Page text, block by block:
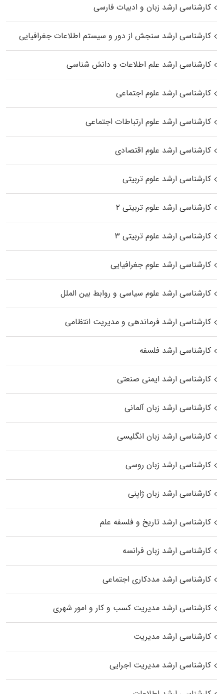
کارشناسی ارشد زبان و ادبیات فارسی
کارشناسی ارشد سنجش از دور و سیستم اطلاعات جغرافیایی
کارشناسی ارشد علم اطلاعات و دانش شناسی
کارشناسی ارشد علوم اجتماعی
کارشناسی ارشد علوم ارتباطات اجتماعی
کارشناسی ارشد علوم اقتصادی
کارشناسی ارشد علوم تربیتی
کارشناسی ارشد علوم تربیتی ۲
کارشناسی ارشد علوم تربیتی ۳
کارشناسی ارشد علوم جغرافیایی
کارشناسی ارشد علوم سیاسی و روابط بین الملل
کارشناسی ارشد فرماندهی و مدیریت انتظامی
کارشناسی ارشد فلسفه
کارشناسی ارشد ایمنی صنعتی
کارشناسی ارشد زبان آلمانی
کارشناسی ارشد زبان انگلیسی
کارشناسی ارشد زبان روسی
کارشناسی ارشد زبان ژاپنی
کارشناسی ارشد تاریخ و فلسفه علم
کارشناسی ارشد زبان فرانسه
کارشناسی ارشد مددکاری اجتماعی
کارشناسی ارشد مدیریت کسب و کار و امور شهری
کارشناسی ارشد مدیریت
کارشناسی ارشد مدیریت اجرایی